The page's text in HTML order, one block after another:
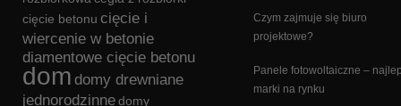
cięcie betonu cięcie i
wiercenie w betonie
diamentowe cięcie betonu
dom domy drewniane
jednorodzinnedomy
Czym zajmuje się biuro
projektowe?
Panele fotowoltaiczne –
marki na rynku